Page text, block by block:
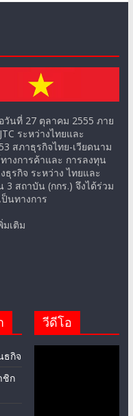
นที่ 27 ตุลาคม 2555 ภาย
ระหว่างไทยและ
สภาธุรกิจไทย-เวียดนาม
งการค้าและ การลงทุน
รกิจ ระหว่าง ไทยและ
สถาบัน (กกร.) จึงได้ร่วม
นทางการ
เติม
กิจ
ชิก